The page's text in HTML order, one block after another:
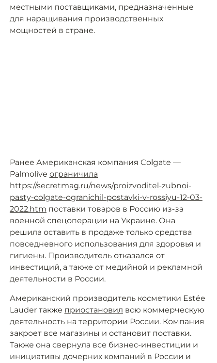
местными поставщиками, предназначенные
для наращивания производственных
мощностей в стране.
Ранее Американская компания Colgate —
Palmolive ограничила
https://secretmag.ru/news/proizvoditel-zubnoi-
pasty-colgate-ogranichil-postavki-v-rossiyu-12-03-
2022.htm поставки товаров в Россию из-за
военной спецоперации на Украине. Она
решила оставить в продаже только средства
повседневного использования для здоровья и
гигиены. Производитель отказался от
инвестиций, а также от медийной и рекламной
деятельности в России.
Американский производитель косметики Estée
Lauder также приостановил всю коммерческую
деятельность на территории России. Компания
закроет все магазины и остановит поставки.
Также она свернула все бизнес-инвестиции и
инициативы дочерних компаний в России и